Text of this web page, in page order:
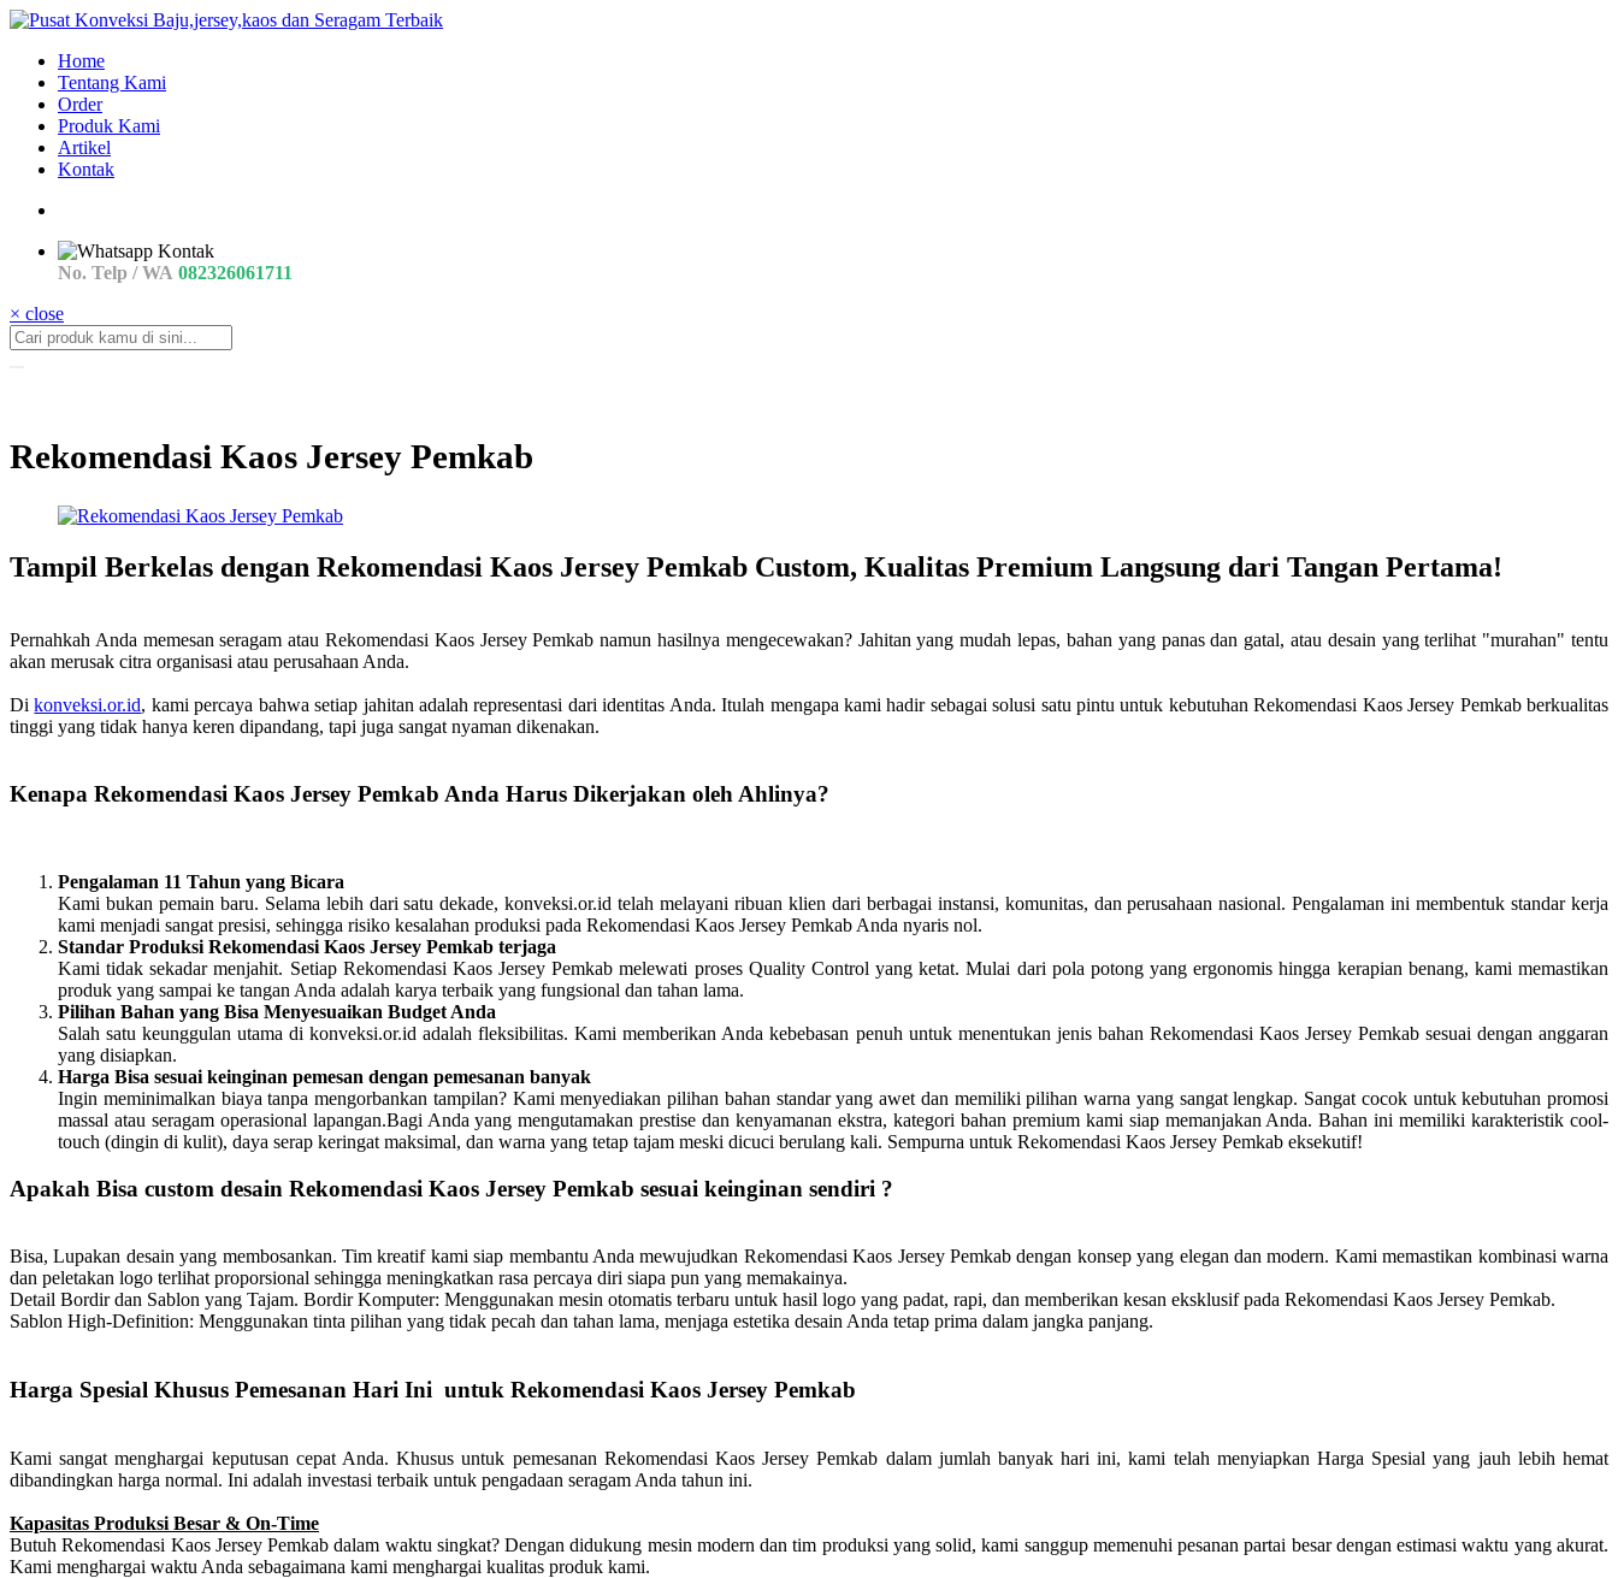
Home
Tentang Kami
Order
Produk Kami
Artikel
Kontak
No. Telp / WA 082326061711
× close
Rekomendasi Kaos Jersey Pemkab
Tampil Berkelas dengan Rekomendasi Kaos Jersey Pemkab Custom, Kualitas Premium Langsung dari Tangan Pertama!
Pernahkah Anda memesan seragam atau Rekomendasi Kaos Jersey Pemkab namun hasilnya mengecewakan? Jahitan yang mudah lepas, bahan yang panas dan gatal, atau desain yang terlihat "murahan" tentu
akan merusak citra organisasi atau perusahaan Anda.
Dikonveksi.or.id, kami percaya bahwa setiap jahitan adalah representasi dari identitas Anda. Itulah mengapa kami hadir sebagai solusi satu pintu untuk kebutuhan Rekomendasi Kaos Jersey Pemkab berkualitas
tinggi yang tidak hanya keren dipandang, tapi juga sangat nyaman dikenakan.
Kenapa Rekomendasi Kaos Jersey Pemkab Anda Harus Dikerjakan oleh Ahlinya?
Pengalaman 11 Tahun yang Bicara
Kami bukan pemain baru. Selama lebih dari satu dekade, konveksi.or.id telah melayani ribuan klien dari berbagai instansi, komunitas, dan perusahaan nasional. Pengalaman ini membentuk standar kerja
kami menjadi sangat presisi, sehingga risiko kesalahan produksi pada Rekomendasi Kaos Jersey Pemkab Anda nyaris nol.
Standar Produksi Rekomendasi Kaos Jersey Pemkab terjaga
Kami tidak sekadar menjahit. Setiap Rekomendasi Kaos Jersey Pemkab melewati proses Quality Control yang ketat. Mulai dari pola potong yang ergonomis hingga kerapian benang, kami memastikan
produk yang sampai ke tangan Anda adalah karya terbaik yang fungsional dan tahan lama.
Pilihan Bahan yang Bisa Menyesuaikan Budget Anda
Salah satu keunggulan utama di konveksi.or.id adalah fleksibilitas. Kami memberikan Anda kebebasan penuh untuk menentukan jenis bahan Rekomendasi Kaos Jersey Pemkab sesuai dengan anggaran
yang disiapkan.
Harga Bisa sesuai keinginan pemesan dengan pemesanan banyak
Ingin meminimalkan biaya tanpa mengorbankan tampilan? Kami menyediakan pilihan bahan standar yang awet dan memiliki pilihan warna yang sangat lengkap. Sangat cocok untuk kebutuhan promosi
massal atau seragam operasional lapangan.Bagi Anda yang mengutamakan prestise dan kenyamanan ekstra, kategori bahan premium kami siap memanjakan Anda. Bahan ini memiliki karakteristik cool-
touch (dingin di kulit), daya serap keringat maksimal, dan warna yang tetap tajam meski dicuci berulang kali. Sempurna untuk Rekomendasi Kaos Jersey Pemkab eksekutif!
Apakah Bisa custom desain Rekomendasi Kaos Jersey Pemkab sesuai keinginan sendiri ?
Bisa, Lupakan desain yang membosankan. Tim kreatif kami siap membantu Anda mewujudkan Rekomendasi Kaos Jersey Pemkab dengan konsep yang elegan dan modern. Kami memastikan kombinasi warna
dan peletakan logo terlihat proporsional sehingga meningkatkan rasa percaya diri siapa pun yang memakainya.
Detail Bordir dan Sablon yang Tajam. Bordir Komputer: Menggunakan mesin otomatis terbaru untuk hasil logo yang padat, rapi, dan memberikan kesan eksklusif pada Rekomendasi Kaos Jersey Pemkab.
Sablon High-Definition: Menggunakan tinta pilihan yang tidak pecah dan tahan lama, menjaga estetika desain Anda tetap prima dalam jangka panjang.
Harga Spesial Khusus Pemesanan Hari Ini untuk Rekomendasi Kaos Jersey Pemkab
Kami sangat menghargai keputusan cepat Anda. Khusus untuk pemesanan Rekomendasi Kaos Jersey Pemkab dalam jumlah banyak hari ini, kami telah menyiapkan Harga Spesial yang jauh lebih hemat
dibandingkan harga normal. Ini adalah investasi terbaik untuk pengadaan seragam Anda tahun ini.
Kapasitas Produksi Besar & On-Time
Butuh Rekomendasi Kaos Jersey Pemkab dalam waktu singkat? Dengan didukung mesin modern dan tim produksi yang solid, kami sanggup memenuhi pesanan partai besar dengan estimasi waktu yang akurat.
Kami menghargai waktu Anda sebagaimana kami menghargai kualitas produk kami.